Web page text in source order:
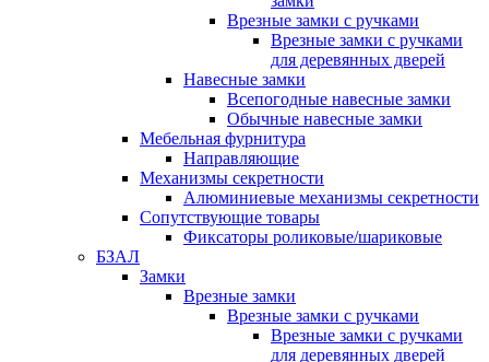
Врезные замки с ручками
Врезные замки с ручками
для деревянных дверей
Навесные замки
Всепогодные навесные замки
Обычные навесные замки
Мебельная фурнитура
Направляющие
Механизмы секретности
Алюминиевые механизмы секретности
Сопутствующие товары
Фиксаторы роликовые/шариковые
БЗАЛ
Замки
Врезные замки
Врезные замки с ручками
Врезные замки с ручками
для деревянных дверей